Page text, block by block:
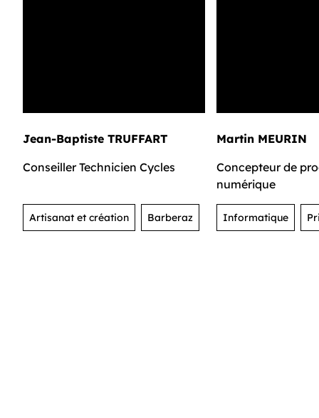
Jean-Baptiste TRUFFART
Conseiller Technicien Cycles
Artisanat et création Barberaz
Martin MEURIN
Concepteur de
numérique
Informatique